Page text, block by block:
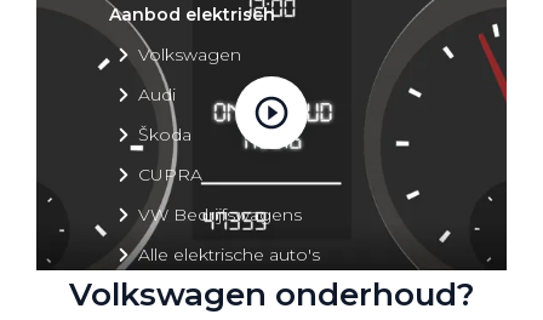
Aanbod elektrisch
Volkswagen
Audi
Škoda
CUPRA
VW Bedrijfswagens
Alle elektrische auto's
Meer weten over
Volkswagen onderhoud?